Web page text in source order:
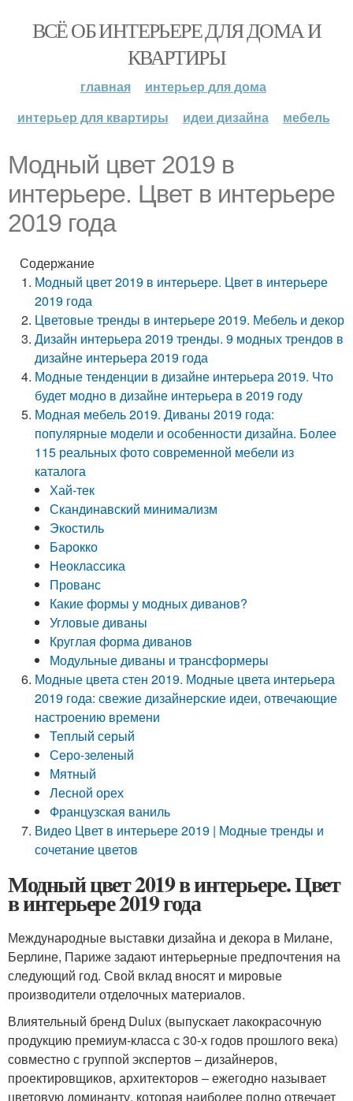
ВСЁ ОБ ИНТЕРЬЕРЕ ДЛЯ ДОМА И
КВАРТИРЫ
главная
интерьер для дома
интерьер для квартиры
идеи дизайна мебель
Модный цвет 2019 в
интерьере. Цвет в интерьере
2019 года
Содержание
Модный цвет 2019 в интерьере. Цвет в интерьере
2019 года
Цветовые тренды в интерьере 2019. Мебель и декор
Дизайн интерьера 2019 тренды. 9 модных трендов в
дизайне интерьера 2019 года
Модные тенденции в дизайне интерьера 2019. Что
будет модно в дизайне интерьера в 2019 году
Модная мебель 2019. Диваны 2019 года:
популярные модели и особенности дизайна. Более
115 реальных фото современной мебели из
каталога
Хай-тек
Скандинавский минимализм
Экостиль
Барокко
Неоклассика
Прованс
Какие формы у модных диванов?
Угловые диваны
Круглая форма диванов
Модульные диваны и трансформеры
Модные цвета стен 2019. Модные цвета интерьера
2019 года: свежие дизайнерские идеи, отвечающие
настроению времени
Теплый серый
Серо-зеленый
Мятный
Лесной орех
Французская ваниль
Видео Цвет в интерьере 2019 | Модные тренды и
сочетание цветов
Модный цвет 2019 в интерьере. Цвет
в интерьере 2019 года
Международные выставки дизайна и декора в Милане,
Берлине, Париже задают интерьерные предпочтения на
следующий год. Свой вклад вносят и мировые
производители отделочных материалов.
Влиятельный бренд Dulux (выпускает лакокрасочную
продукцию премиум-класса с 30-х годов прошлого века)
совместно с группой экспертов – дизайнеров,
проектировщиков, архитекторов – ежегодно называет
цветовую доминанту, которая наиболее полно отвечает